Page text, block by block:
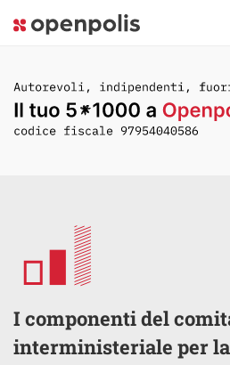
I componenti del
interministeriale per la